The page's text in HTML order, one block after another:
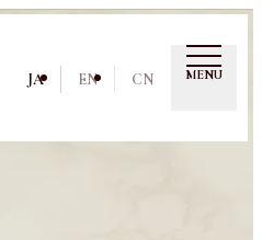
JA EN CN MENU